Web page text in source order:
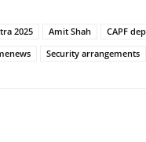
2025 Amit Shah
CAPF
Security arrangements